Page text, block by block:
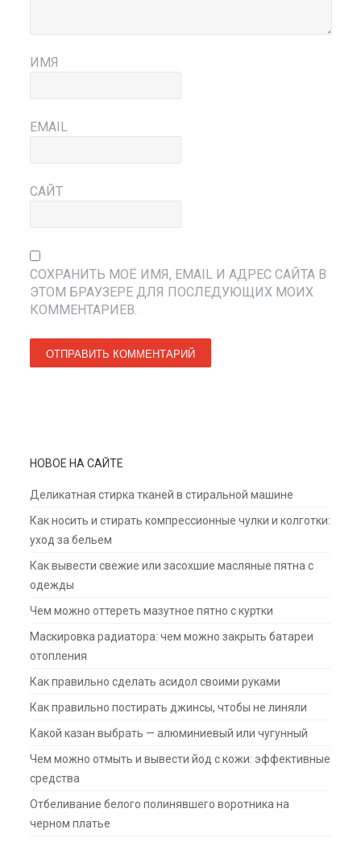
ИМЯ
EMAIL
САЙТ
СОХРАНИТЬ МОЁ ИМЯ, EMAIL И АДРЕС САЙТА В
ЭТОМ БРАУЗЕРЕ ДЛЯ ПОСЛЕДУЮЩИХ МОИХ
КОММЕНТАРИЕВ.
НОВОЕ НА САЙТЕ
Деликатная стирка тканей в стиральной машине
Как носить и стирать компрессионные чулки и колготки:
уход за бельем
Как вывести свежие или засохшие масляные пятна с
одежды
Чем можно оттереть мазутное пятно с куртки
Маскировка радиатора: чем можно закрыть батареи
отопления
Как правильно сделать асидол своими руками
Как правильно постирать джинсы, чтобы не линяли
Какой казан выбрать — алюминиевый или чугунный
Чем можно отмыть и вывести йод с кожи: эффективные
средства
Отбеливание белого полинявшего воротника на
черном платье